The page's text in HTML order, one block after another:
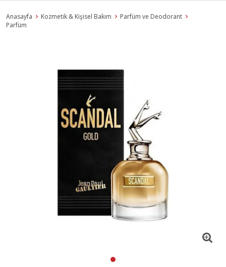
Anasayfa Kozmetik & Kişisel Bakım
Parfüm ve Deodorant
Parfüm